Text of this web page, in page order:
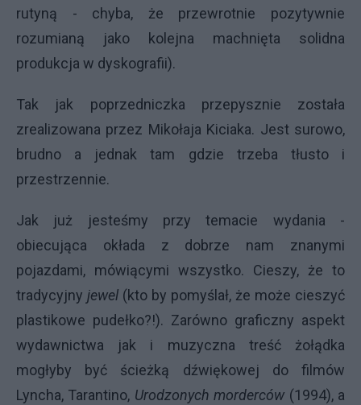
rutyną - chyba, że przewrotnie pozytywnie
rozumianą jako kolejna machnięta solidna
produkcja w dyskografii).
Tak jak poprzedniczka przepysznie została
zrealizowana przez Mikołaja Kiciaka. Jest surowo,
brudno a jednak tam gdzie trzeba tłusto i
przestrzennie.
Jak już jesteśmy przy temacie wydania -
obiecująca okłada z dobrze nam znanymi
pojazdami, mówiącymi wszystko. Cieszy, że to
tradycyjny jewel (kto by pomyślał, że może cieszyć
plastikowe pudełko?!). Zarówno graficzny aspekt
wydawnictwa jak i muzyczna treść żołądka
mogłyby być ścieżką dźwiękowej do filmów
Lyncha, Tarantino, Urodzonych morderców (1994), a